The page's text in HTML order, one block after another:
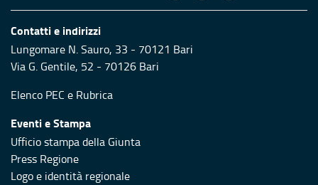
Contatti e indirizzi
Lungomare N. Sauro, 33 - 70121 Bari
Via G. Gentile, 52 - 70126 Bari
Elenco PEC e Rubrica
Eventi e Stampa
Ufficio stampa della Giunta
Press Regione
Logo e identità regionale